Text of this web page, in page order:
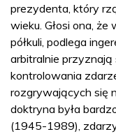
prezydenta, który
wieku. Głosi ona,
półkuli, podlega
arbitralnie
kontrolowania
rozgrywających się
doktryna była
(1945-1989),